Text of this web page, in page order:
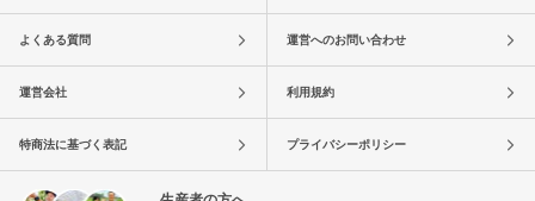
よくある質問 運営へのお問い合わせ
運営会社 利用規約
特商法に基づく表記 プライバシーポリシー